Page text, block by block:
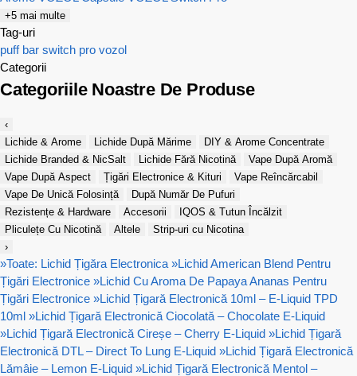
+5 mai multe
Tag-uri
puff bar switch pro vozol
Categorii
Categoriile Noastre De Produse
‹
Lichide & Arome
Lichide După Mărime
DIY & Arome Concentrate
Lichide Branded & NicSalt
Lichide Fără Nicotină
Vape După Aromă
Vape După Aspect
Țigări Electronice & Kituri
Vape Reîncărcabil
Vape De Unică Folosință
După Număr De Pufuri
Rezistențe & Hardware
Accesorii
IQOS & Tutun Încălzit
Pliculețe Cu Nicotină
Altele
Strip-uri cu Nicotina
›
»Toate: Lichid Țigăra Electronica »Lichid American Blend Pentru
Țigări Electronice »Lichid Cu Aroma De Papaya Ananas Pentru
Țigări Electronice »Lichid Țigară Electronică 10ml – E-Liquid TPD
10ml »Lichid Țigară Electronică Ciocolată – Chocolate E-Liquid
»Lichid Țigară Electronică Cireșe – Cherry E-Liquid »Lichid Țigară
Electronică DTL – Direct To Lung E-Liquid »Lichid Țigară Electronică
Lămâie – Lemon E-Liquid »Lichid Țigară Electronică Mentol –